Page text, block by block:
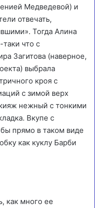
Медведевой) и
отвечать,
Тогда Алина
что с
Загитова (наверное,
выбрала
кроя с
с зимой верх
нежный с тонкими
Вкупе с
прямо в таком виде
как куклу Барби
как много ее